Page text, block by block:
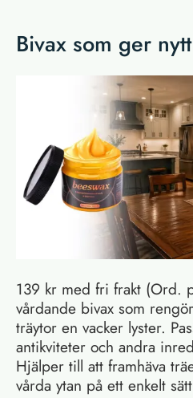
Bivax som ger
139 kr med fri frakt (Ord.
vårdande bivax som
träytor en vacker lyster.
antikviteter och andra
Hjälper till att framhäva
vårda ytan på ett enkelt